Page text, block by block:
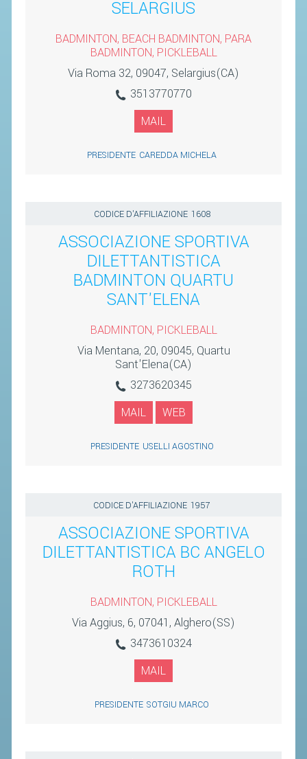
SELARGIUS
BADMINTON, BEACH BADMINTON, PARA
BADMINTON, PICKLEBALL
Via Roma 32, 09047, Selargius(CA)
3513770770
MAIL
PRESIDENTE CAREDDA MICHELA
CODICE D'AFFILIAZIONE 1608
ASSOCIAZIONE SPORTIVA
DILETTANTISTICA
BADMINTON QUARTU
SANT'ELENA
BADMINTON, PICKLEBALL
Via Mentana, 20, 09045, Quartu
Sant'Elena(CA)
3273620345
MAIL
WEB
PRESIDENTE USELLI AGOSTINO
CODICE D'AFFILIAZIONE 1957
ASSOCIAZIONE SPORTIVA
DILETTANTISTICA BC ANGELO
ROTH
BADMINTON, PICKLEBALL
Via Aggius, 6, 07041, Alghero(SS)
3473610324
MAIL
PRESIDENTE SOTGIU MARCO